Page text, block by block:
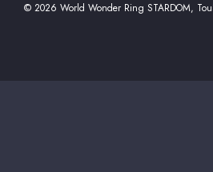
© 2026 World Wonder Ring STARDOM,